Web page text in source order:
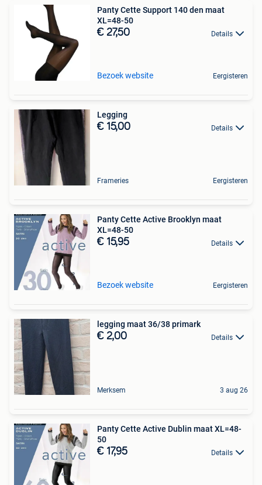
Panty Cette Support 140 den maat
XL=48-50
€ 27,50 Details
Bezoek website Eergisteren
Legging
€ 15,00 Details
Frameries Eergisteren
Panty Cette Active Brooklyn maat
XL=48-50
€ 15,95 Details
Bezoek website Eergisteren
legging maat 36/38 primark
€ 2,00 Details
Merksem 3 aug 26
Panty Cette Active Dublin maat XL=48-
50
€ 17,95 Details